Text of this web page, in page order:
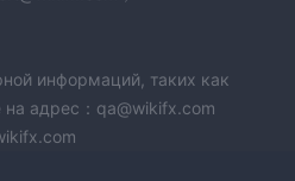
информаций, таких как
адрес：qa@wikifx.com